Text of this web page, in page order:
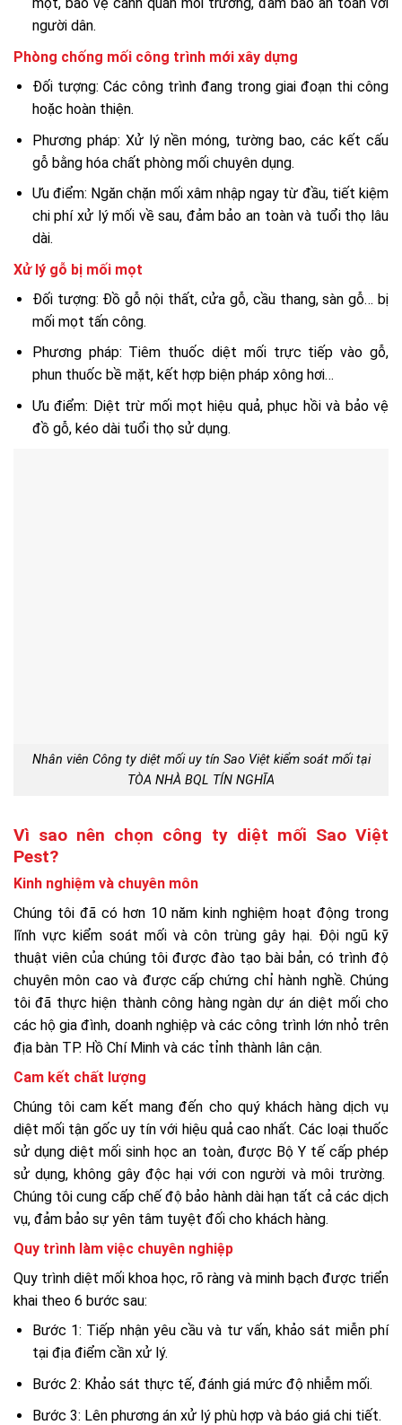
mọt, bảo vệ cảnh quan môi trường, đảm bảo an toàn với
người dân.
Phòng chống mối công trình mới xây dựng
Đối tượng: Các công trình đang trong giai đoạn thi công
hoặc hoàn thiện.
Phương pháp: Xử lý nền móng, tường bao, các kết cấu
gỗ bằng hóa chất phòng mối chuyên dụng.
Ưu điểm: Ngăn chặn mối xâm nhập ngay từ đầu, tiết kiệm
chi phí xử lý mối về sau, đảm bảo an toàn và tuổi thọ lâu
dài.
Xử lý gỗ bị mối mọt
Đối tượng: Đồ gỗ nội thất, cửa gỗ, cầu thang, sàn gỗ… bị
mối mọt tấn công.
Phương pháp: Tiêm thuốc diệt mối trực tiếp vào gỗ,
phun thuốc bề mặt, kết hợp biện pháp xông hơi…
Ưu điểm: Diệt trừ mối mọt hiệu quả, phục hồi và bảo vệ
đồ gỗ, kéo dài tuổi thọ sử dụng.
Nhân viên Công ty diệt mối uy tín Sao Việt kiểm soát mối tại
TÒA NHÀ BQL TÍN NGHĨA
Vì sao nên chọn công ty diệt mối Sao Việt
Pest?
Kinh nghiệm và chuyên môn
Chúng tôi đã có hơn 10 năm kinh nghiệm hoạt động trong
lĩnh vực kiểm soát mối và côn trùng gây hại. Đội ngũ kỹ
thuật viên của chúng tôi được đào tạo bài bản, có trình độ
chuyên môn cao và được cấp chứng chỉ hành nghề. Chúng
tôi đã thực hiện thành công hàng ngàn dự án diệt mối cho
các hộ gia đình, doanh nghiệp và các công trình lớn nhỏ trên
địa bàn TP. Hồ Chí Minh và các tỉnh thành lân cận.
Cam kết chất lượng
Chúng tôi cam kết mang đến cho quý khách hàng dịch vụ
diệt mối tận gốc uy tín với hiệu quả cao nhất. Các loại thuốc
sử dụng diệt mối sinh học an toàn, được Bộ Y tế cấp phép
sử dụng, không gây độc hại với con người và môi trường.
Chúng tôi cung cấp chế độ bảo hành dài hạn tất cả các dịch
vụ, đảm bảo sự yên tâm tuyệt đối cho khách hàng.
Quy trình làm việc chuyên nghiệp
Quy trình diệt mối khoa học, rõ ràng và minh bạch được triển
khai theo 6 bước sau:
Bước 1: Tiếp nhận yêu cầu và tư vấn, khảo sát miễn phí
tại địa điểm cần xử lý.
Bước 2: Khảo sát thực tế, đánh giá mức độ nhiễm mối.
Bước 3: Lên phương án xử lý phù hợp và báo giá chi tiết.